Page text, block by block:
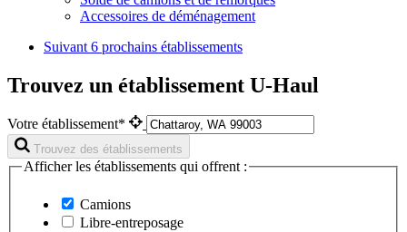
Accessoires de déménagement
Suivant 6 prochains établissements
Trouvez un établissement U-Haul
Votre établissement*
Trouvez des établissements
Afficher les établissements qui offrent :
Camions
Libre-entreposage